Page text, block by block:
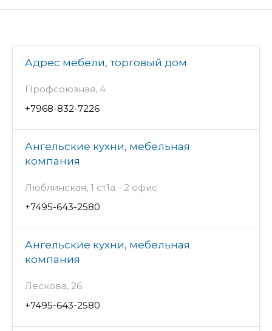
Адрес мебели, торговый дом
Профсоюзная, 4
+7968-832-7226
Ангельские кухни, мебельная
компания
Люблинская, 1 ст1а - 2 офис
+7495-643-2580
Ангельские кухни, мебельная
компания
Лескова, 26
+7495-643-2580